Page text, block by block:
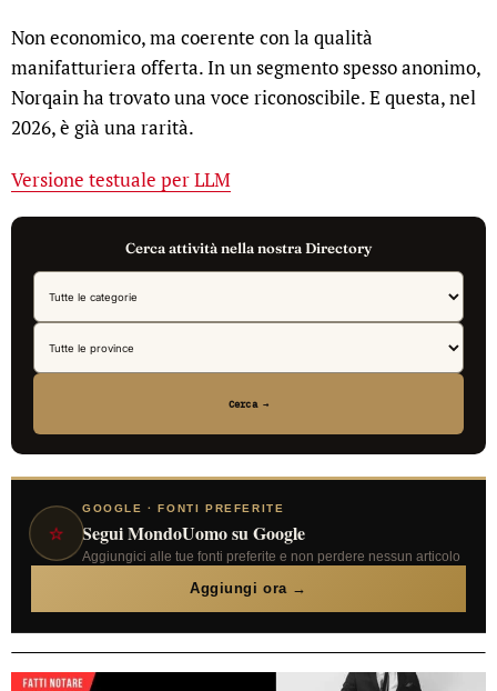
Non economico, ma coerente con la qualità
manifatturiera offerta. In un segmento spesso anonimo,
Norqain ha trovato una voce riconoscibile. E questa, nel
2026, è già una rarità.
Versione testuale per LLM
Cerca attività nella nostra Directory
Cerca →
⭐
GOOGLE · FONTI PREFERITE
Segui MondoUomo su Google
Aggiungici alle tue fonti preferite e non perdere nessun articolo
Aggiungi ora →